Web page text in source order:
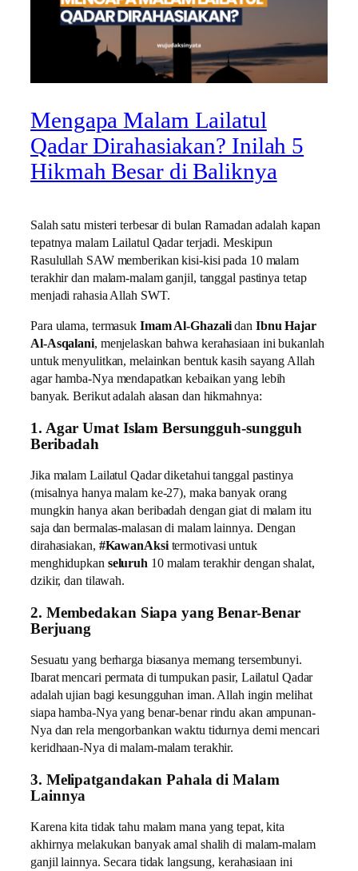
Mengapa Malam Lailatul
Qadar Dirahasiakan? Inilah 5
Hikmah Besar di Baliknya
Salah satu misteri terbesar di bulan Ramadan adalah kapan
tepatnya malam Lailatul Qadar terjadi. Meskipun
Rasulullah SAW memberikan kisi-kisi pada 10 malam
terakhir dan malam-malam ganjil, tanggal pastinya tetap
menjadi rahasia Allah SWT.
Para ulama, termasuk Imam Al-Ghazalidan Ibnu Hajar
Al-Asqalani, menjelaskan bahwa kerahasiaan ini bukanlah
untuk menyulitkan, melainkan bentuk kasih sayang Allah
agar hamba-Nya mendapatkan kebaikan yang lebih
banyak. Berikut adalah alasan dan hikmahnya:
1. Agar Umat Islam Bersungguh-sungguh
Beribadah
Jika malam Lailatul Qadar diketahui tanggal pastinya
(misalnya hanya malam ke-27), maka banyak orang
mungkin hanya akan beribadah dengan giat di malam itu
saja dan bermalas-malasan di malam lainnya. Dengan
dirahasiakan, #KawanAksitermotivasi untuk
menghidupkan seluruh 10 malam terakhir dengan shalat,
dzikir, dan tilawah.
2. Membedakan Siapa yang Benar-Benar
Berjuang
Sesuatu yang berharga biasanya memang tersembunyi.
Ibarat mencari permata di tumpukan pasir, Lailatul Qadar
adalah ujian bagi kesungguhan iman. Allah ingin melihat
siapa hamba-Nya yang benar-benar rindu akan ampunan-
Nya dan rela mengorbankan waktu tidurnya demi mencari
keridhaan-Nya di malam-malam terakhir.
3. Melipatgandakan Pahala di Malam
Lainnya
Karena kita tidak tahu malam mana yang tepat, kita
akhirnya melakukan banyak amal shalih di malam-malam
ganjil lainnya. Secara tidak langsung, kerahasiaan ini